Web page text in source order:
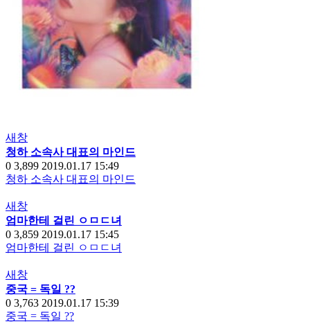
새창
청하 소속사 대표의 마인드
0 3,899 2019.01.17 15:49
청하 소속사 대표의 마인드
새창
엄마한테 걸린 ㅇㅁㄷ녀
0 3,859 2019.01.17 15:45
엄마한테 걸린 ㅇㅁㄷ녀
새창
중국 = 독일 ??
0 3,763 2019.01.17 15:39
중국 = 독일 ??